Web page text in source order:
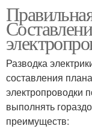
Разводка
составления
электропроводки
выполнять
преимуществ: